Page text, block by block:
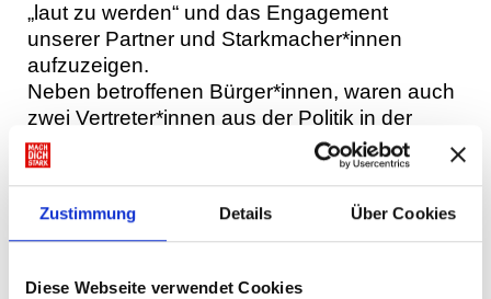
Zustimmung Details Über Cookies
Diese Webseite verwendet Cookies
„laut zu werden“ und das Engagement
unserer Partner und Starkmacher*innen
aufzuzeigen.
Neben betroffenen Bürger*innen, waren auch
zwei Vertreter*innen aus der Politik in der
Sendung zu Gast.
Zur Sendung